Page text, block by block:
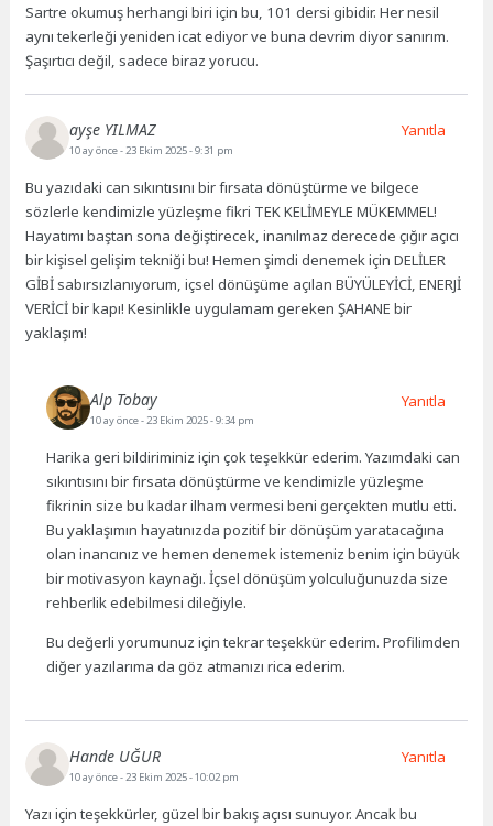
Sartre okumuş herhangi biri için bu, 101 dersi gibidir. Her nesil
aynı tekerleği yeniden icat ediyor ve buna devrim diyor sanırım.
Şaşırtıcı değil, sadece biraz yorucu.
ayşe YILMAZ
10 ay önce- 23 Ekim 2025 - 9:31 pm
Bu yazıdaki can sıkıntısını bir fırsata dönüştürme ve bilgece
sözlerle kendimizle yüzleşme fikri TEK KELİMEYLE MÜKEMMEL!
Hayatımı baştan sona değiştirecek, inanılmaz derecede çığır açıcı
bir kişisel gelişim tekniği bu! Hemen şimdi denemek için DELİLER
GİBİ sabırsızlanıyorum, içsel dönüşüme açılan BÜYÜLEYİCİ, ENERJİ
VERİCİ bir kapı! Kesinlikle uygulamam gereken ŞAHANE bir
yaklaşım!
Yanıtla
Alp Tobay
10 ay önce- 23 Ekim 2025 - 9:34 pm
Harika geri bildiriminiz için çok teşekkür ederim. Yazımdaki can
sıkıntısını bir fırsata dönüştürme ve kendimizle yüzleşme
fikrinin size bu kadar ilham vermesi beni gerçekten mutlu etti.
Bu yaklaşımın hayatınızda pozitif bir dönüşüm yaratacağına
olan inancınız ve hemen denemek istemeniz benim için büyük
bir motivasyon kaynağı. İçsel dönüşüm yolculuğunuzda size
rehberlik edebilmesi dileğiyle.
Bu değerli yorumunuz için tekrar teşekkür ederim. Profilimden
diğer yazılarıma da göz atmanızı rica ederim.
Yanıtla
Hande UĞUR
10 ay önce- 23 Ekim 2025 - 10:02 pm
Yazı için teşekkürler, güzel bir bakış açısı sunuyor. Ancak bu
Yanıtla